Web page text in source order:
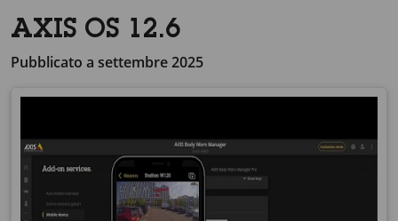
AXIS OS 12.6
Pubblicato a settembre 2025